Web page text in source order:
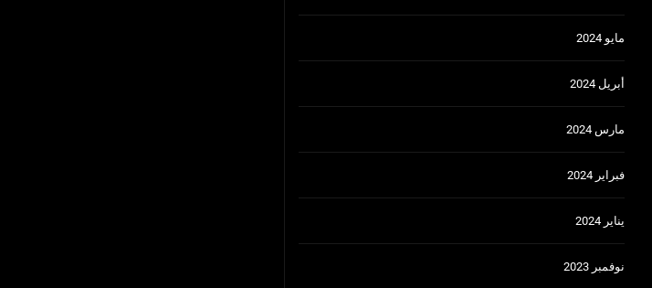
مايو 2024
أبريل 2024
مارس 2024
فبراير 2024
يناير 2024
نوفمبر 2023